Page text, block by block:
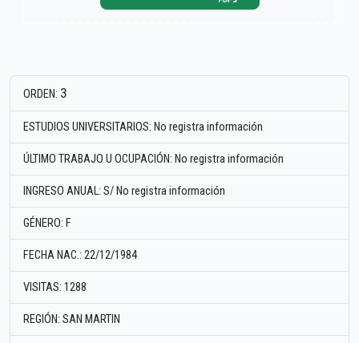
ORDEN: 3
ESTUDIOS UNIVERSITARIOS: No registra información
ÚLTIMO TRABAJO U OCUPACIÓN: No registra información
INGRESO ANUAL: S/ No registra información
GÉNERO: F
FECHA NAC.: 22/12/1984
VISITAS: 1288
REGIÓN: SAN MARTIN